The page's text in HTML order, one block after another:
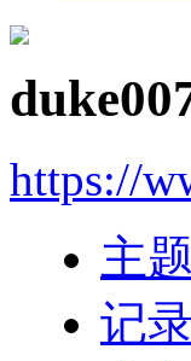
https://
主题
记